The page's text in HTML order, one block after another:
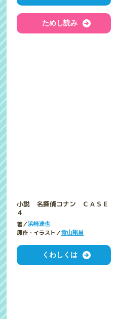
ためし読み
小説 名探偵コナン ＣＡＳＥ
４
著／浜崎達也
原作・イラスト／青山剛昌
くわしくは